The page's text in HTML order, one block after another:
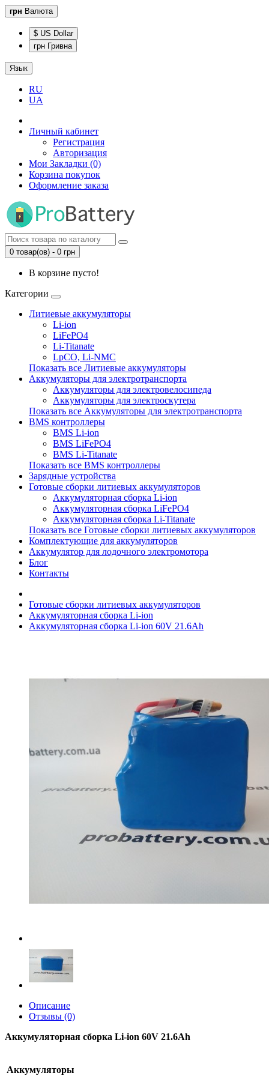
грн Валюта
$ US Dollar
грн Гривна
Язык
RU
UA
Личный кабинет
Регистрация
Авторизация
Мои Закладки (0)
Корзина покупок
Оформление заказа
0 товар(ов) - 0 грн
В корзине пусто!
Категории
Литиевые аккумуляторы
Li-ion
LiFePO4
Li-Titanate
LpCO, Li-NMC
Показать все Литиевые аккумуляторы
Аккумуляторы для электротранспорта
Аккумуляторы для электровелосипеда
Аккумуляторы для электроскутера
Показать все Аккумуляторы для электротранспорта
BMS контроллеры
BMS Li-ion
BMS LiFePO4
BMS Li-Titanate
Показать все BMS контроллеры
Зарядные устройства
Готовые сборки литиевых аккумуляторов
Аккумуляторная сборка Li-ion
Аккумуляторная сборка LiFePO4
Аккумуляторная сборка Li-Titanate
Показать все Готовые сборки литиевых аккумуляторов
Комплектующие для аккумуляторов
Аккумулятор для лодочного электромотора
Блог
Контакты
Готовые сборки литиевых аккумуляторов
Аккумуляторная сборка Li-ion
Аккумуляторная сборка Li-ion 60V 21.6Ah
Описание
Отзывы (0)
Аккумуляторная сборка Li-ion 60V 21.6Ah
Аккумуляторы